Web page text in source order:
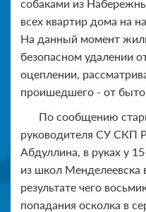
собаками из
всех квартир дома на
На данный момент
безопасном удалении
оцеплении,
проишедшего - от
По сообщению
руководителя СУ СКП
Абдуллина, в руках у
из школ Менделеевска
результате чего
попадания осколка в